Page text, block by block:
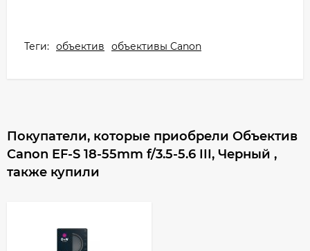
Теги: объектив объективы Canon
Покупатели, которые приобрели Объектив
Canon EF-S 18-55mm f/3.5-5.6 III, Черный ,
также купили